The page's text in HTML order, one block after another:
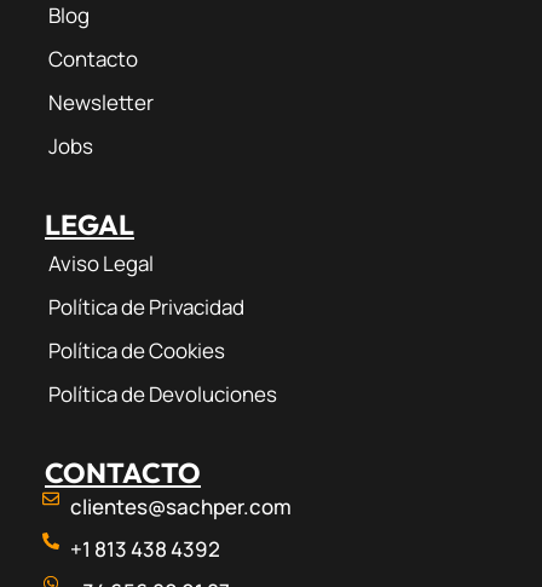
Blog
Contacto
Newsletter
Jobs
LEGAL
Aviso Legal
Política de Privacidad
Política de Cookies
Política de Devoluciones
CONTACTO
clientes@sachper.com
+1 813 438 4392